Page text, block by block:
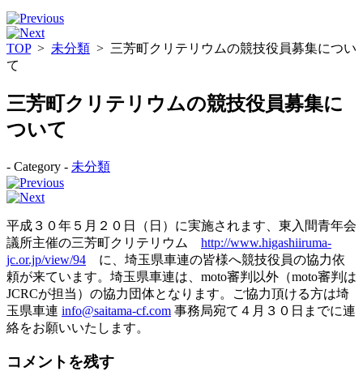
TOP> 未分類 > 三芳町クリテリウムの競技役員募集につい
て
三芳町クリテリウムの競技役員募集に
ついて
- Category - 未分類
平成３０年５月２０日（日）に実施されます、東入間青年会
議所主催の三芳町クリテリウム http://www.higashiiruma-
jc.or.jp/view/94 に、埼玉県車連の皆様へ競技役員の協力依
頼が来ています。埼玉県車連は、moto審判以外（moto審判は
JCRCが担当）の協力団体となります。ご協力頂ける方は埼
玉県車連 info@saitama-cf.com 事務局宛て４月３０日までに連
絡をお願いいたします。
コメントを残す